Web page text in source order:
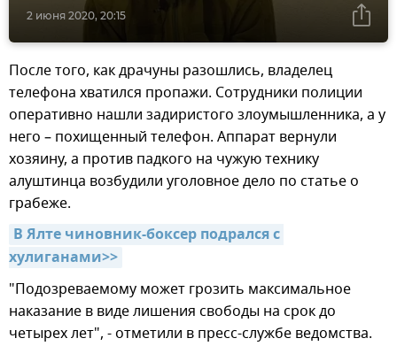
2 июня 2020, 20:15
После того, как драчуны разошлись, владелец
телефона хватился пропажи. Сотрудники полиции
оперативно нашли задиристого злоумышленника, а у
него – похищенный телефон. Аппарат вернули
хозяину, а против падкого на чужую технику
алуштинца возбудили уголовное дело по статье о
грабеже.
В Ялте чиновник-боксер подрался с
хулиганами>>
"Подозреваемому может грозить максимальное
наказание в виде лишения свободы на срок до
четырех лет", - отметили в пресс-службе ведомства.